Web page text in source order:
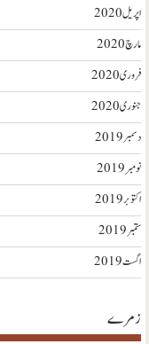
اپریل 2020
مارچ 2020
فروری 2020
جنوری 2020
دسمبر 2019
نومبر 2019
اکتوبر 2019
ستمبر 2019
اگست 2019
زمرے